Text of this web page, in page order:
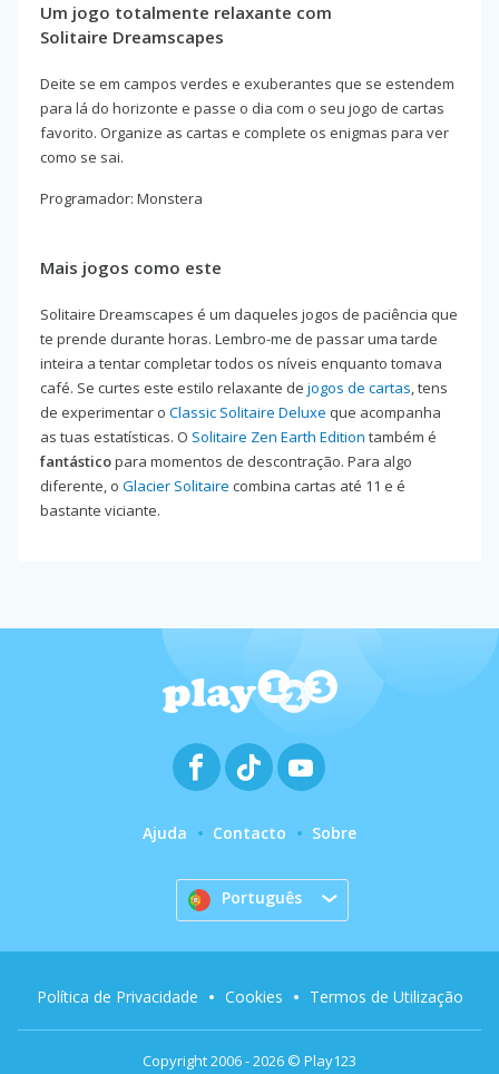
Um jogo totalmente relaxante com
Solitaire Dreamscapes
Deite se em campos verdes e exuberantes que se estendem
para lá do horizonte e passe o dia com o seu jogo de cartas
favorito. Organize as cartas e complete os enigmas para ver
como se sai.
Programador: Monstera
Mais jogos como este
Solitaire Dreamscapes é um daqueles jogos de paciência que
te prende durante horas. Lembro-me de passar uma tarde
inteira a tentar completar todos os níveis enquanto tomava
café. Se curtes este estilo relaxante de jogos de cartas, tens
de experimentar o Classic Solitaire Deluxe que acompanha
as tuas estatísticas. O Solitaire Zen Earth Edition também é
fantásticopara momentos de descontração. Para algo
diferente, o Glacier Solitaire combina cartas até 11 e é
bastante viciante.
Ajuda Contacto Sobre
Português
Copyright 2006 - 2026 © Play123
Política de Privacidade Cookies Termos de Utilização